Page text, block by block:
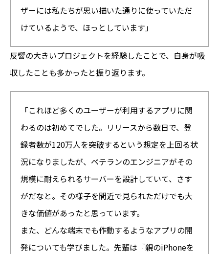
ザーには私たちが思い描いた通りに使っていただ
けているようで、ほっとしています」
反響の大きいプロジェクトを経験したことで、自身が吸
収したことも多かったと振り返ります。
「これほど多くのユーザーが利用するアプリに関
わるのは初めてでした。リリースから数日で、登
録者数が120万人を突破するという想定を上回る状
況になりましたが、ベテランのエンジニアがその
規模に耐えられるサーバーを設計していて、さす
がだなと。その様子を間近で見られただけでも大
きな価値があったと思っています。
また、どんな端末でも作動するようなアプリの開
発についても学びました。先輩は『親のiPhoneを